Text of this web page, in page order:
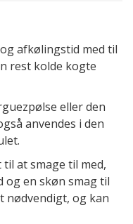
afkølingstid med til
rest kolde kogte
eller den
anvendes i den
at smage til med,
og en skøn smag til
nødvendigt, og kan